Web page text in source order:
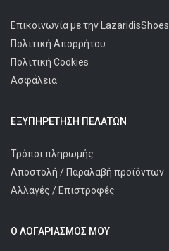
Επικοινωνία με την LazaridisShoes
Πολιτική Απορρήτου
Πολιτική Cookies
Ασφάλεια
ΕΞΥΠΗΡΈΤΗΣΗ ΠΕΛΑΤΩΝ
Τρόποι πληρωμής
Αποστολή / Παραλαβή προϊόντων
Αλλαγές / Επιστροφές
Ο ΛΟΓΑΡΙΑΣΜΌΣ ΜΟΥ